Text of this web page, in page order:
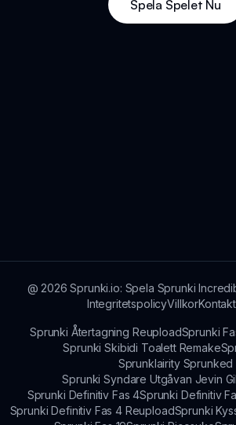
Spela Spelet Nu
@ 2026 Sprunki.io: Spela Sprunki
IntegritetspolicyVillkor
Sprunki Återtagning ReuploadSprunki
Sprunki Skibidi Toalett Remake
Sprunklairity Sprunked
Sprunki Syndare Utgåvan Jevin
Sprunki Definitiv Fas 4Sprunki Definitiv
Sprunki Definitiv Fas 4 ReuploadSprunki